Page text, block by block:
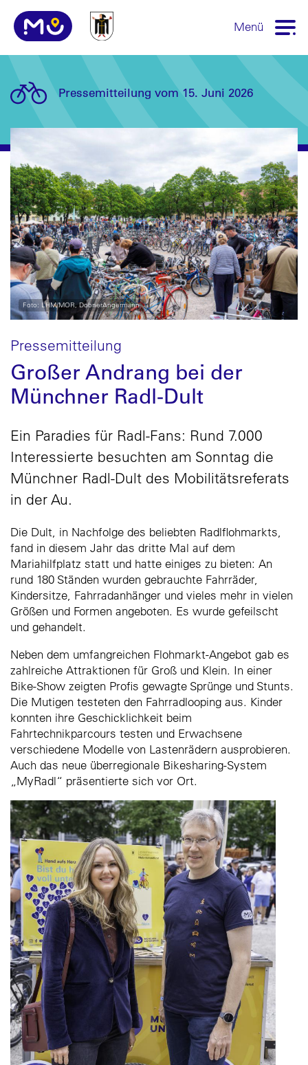
Menü
Pressemitteilung vom 15. Juni 2026
Pressemitteilung
Großer Andrang bei der
Münchner Radl-Dult
Ein Paradies für Radl-Fans: Rund 7.000
Interessierte besuchten am Sonntag die
Münchner Radl-Dult des Mobilitätsreferats
in der Au.
Foto: LHM/MOR, DobnerAngermann
Die Dult, in Nachfolge des beliebten Radlflohmarkts,
fand in diesem Jahr das dritte Mal auf dem
Mariahilfplatz statt und hatte einiges zu bieten: An
rund 180 Ständen wurden gebrauchte Fahrräder,
Kindersitze, Fahrradanhänger und vieles mehr in vielen
Größen und Formen angeboten. Es wurde gefeilscht
und gehandelt.
Neben dem umfangreichen Flohmarkt-Angebot gab es
zahlreiche Attraktionen für Groß und Klein. In einer
Bike-Show zeigten Profis gewagte Sprünge und Stunts.
Die Mutigen testeten den Fahrradlooping aus. Kinder
konnten ihre Geschicklichkeit beim
Fahrtechnikparcours testen und Erwachsene
verschiedene Modelle von Lastenrädern ausprobieren.
Auch das neue überregionale Bikesharing-System
„MyRadl“ präsentierte sich vor Ort.